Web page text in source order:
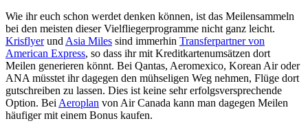
Wie ihr euch schon werdet denken können, ist das Meilensammeln
bei den meisten dieser Vielfliegerprogramme nicht ganz leicht.
Krisflyerund Asia Miles sind immerhin Transferpartner von
American Express, so dass ihr mit Kreditkartenumsätzen dort
Meilen generieren könnt. Bei Qantas, Aeromexico, Korean Air oder
ANA müsstet ihr dagegen den mühseligen Weg nehmen, Flüge dort
gutschreiben zu lassen. Dies ist keine sehr erfolgsversprechende
Option. Bei Aeroplan von Air Canada kann man dagegen Meilen
häufiger mit einem Bonus kaufen.